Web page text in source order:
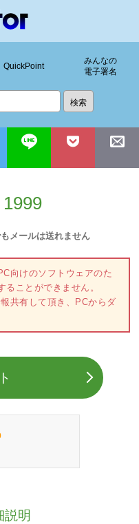
QuickPoint
みんなの
電子署名
メールは送れません
向けのソフトウェアのた
ことができません。
共有して頂き、PCからダ
説明